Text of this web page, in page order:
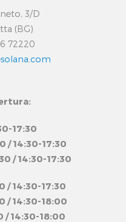
3/D
(BG)
72220
17:30
/ 14:30-17:30
/ 14:30-17:30
/ 14:30-17:30
/ 14:30-18:00
/ 14:30-18:00